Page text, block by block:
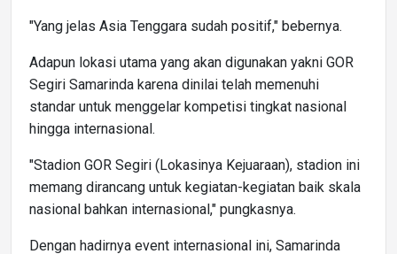
"Yang jelas Asia Tenggara sudah positif," bebernya.
Adapun lokasi utama yang akan digunakan yakni GOR
Segiri Samarinda karena dinilai telah memenuhi
standar untuk menggelar kompetisi tingkat nasional
hingga internasional.
"Stadion GOR Segiri (Lokasinya Kejuaraan), stadion ini
memang dirancang untuk kegiatan-kegiatan baik skala
nasional bahkan internasional," pungkasnya.
Dengan hadirnya event internasional ini, Samarinda